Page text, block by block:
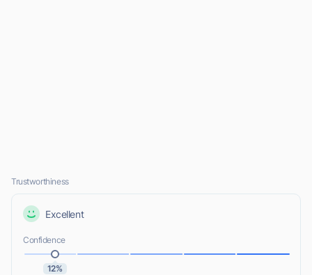
Trustworthiness
Excellent
Confidence
12%